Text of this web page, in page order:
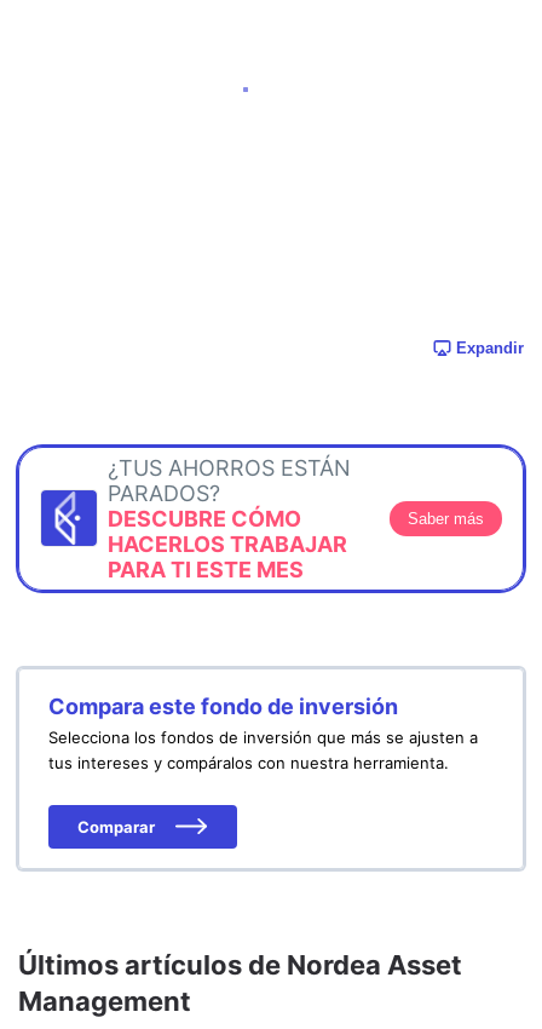
Expandir
¿TUS AHORROS ESTÁN
PARADOS?
DESCUBRE CÓMO
HACERLOS TRABAJAR
PARA TI ESTE MES
Saber más
Compara este fondo de inversión
Selecciona los fondos de inversión que más se ajusten a
tus intereses y compáralos con nuestra herramienta.
Comparar
Últimos artículos de Nordea Asset
Management